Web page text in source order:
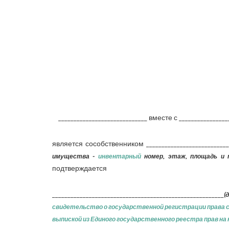
_____________________________ вместе с
является сособственником
имущества - инвентарныйномер, этаж, площадь и
подтверждается
свидетельство о государственной регистрации права
выпиской из Единого государственного реестра прав